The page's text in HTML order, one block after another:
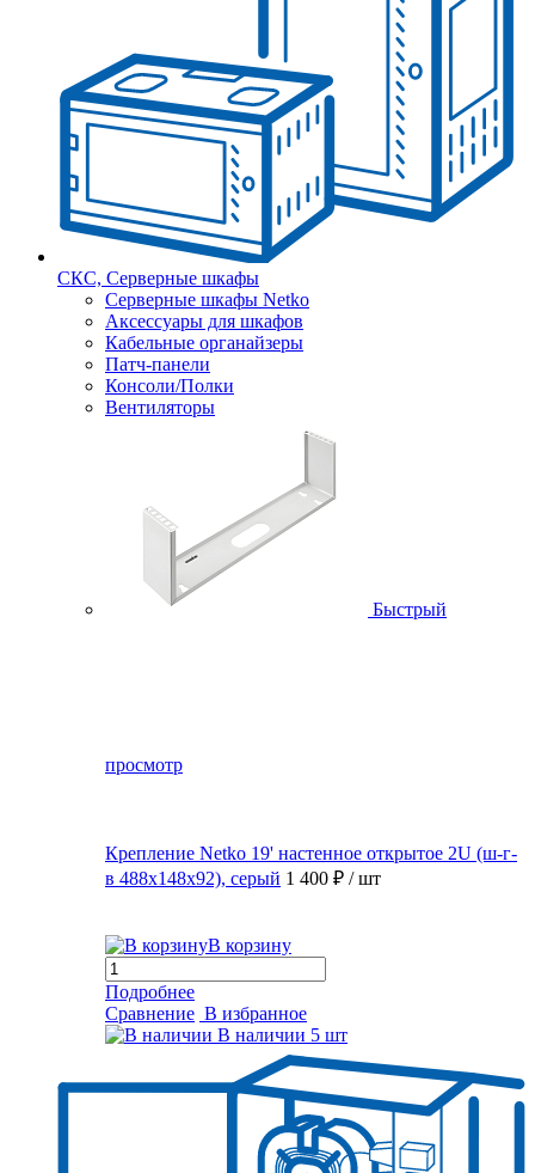
СКС, Серверные шкафы
Серверные шкафы Netko
Аксессуары для шкафов
Кабельные органайзеры
Патч-панели
Консоли/Полки
Вентиляторы
Быстрый
просмотр
Крепление Netko 19' настенное открытое 2U (ш-г-
в 488х148х92), серый 1 400 ₽ / шт
В корзину
Подробнее
Сравнение В избранное
В наличии 5 шт